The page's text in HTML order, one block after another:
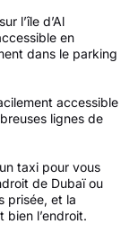
l’île d’Al
en
dans le parking
accessible
lignes de
taxi pour vous
de Dubaï ou
prisée, et la
l’endroit.